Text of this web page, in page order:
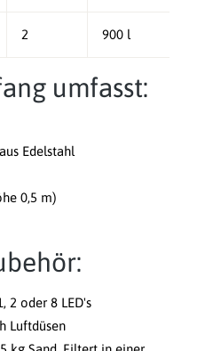
2 900 l
umfasst:
Edelstahl
0,5 m)
2 oder 8 LED's
Luftdüsen